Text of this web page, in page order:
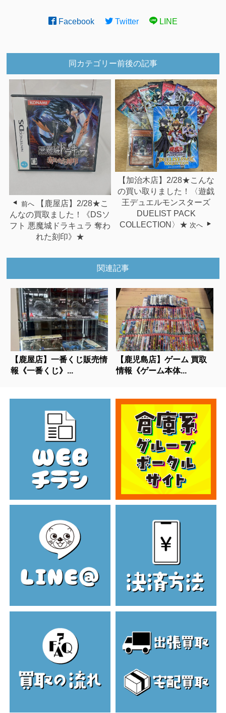
Facebook Twitter LINE
同カテゴリー前後の記事
前へ
【鹿屋店】2/28★こ
んなの買取ました！《DSソ
フト 悪魔城ドラキュラ 奪わ
れた刻印》★
【加治木店】2/28★こんな
の買い取りました！〈遊戯
王デュエルモンスターズ
DUELIST PACK
COLLECTION〉★ 次へ
関連記事
【鹿屋店】一番くじ販売情
報《一番くじ》...
【鹿児島店】ゲーム 買取
情報《ゲーム本体...